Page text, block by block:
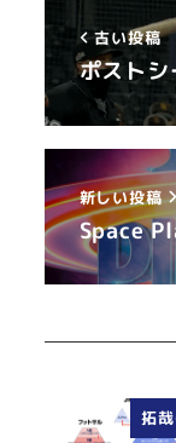
古い投稿
ポスト
新しい投稿
Space
拓